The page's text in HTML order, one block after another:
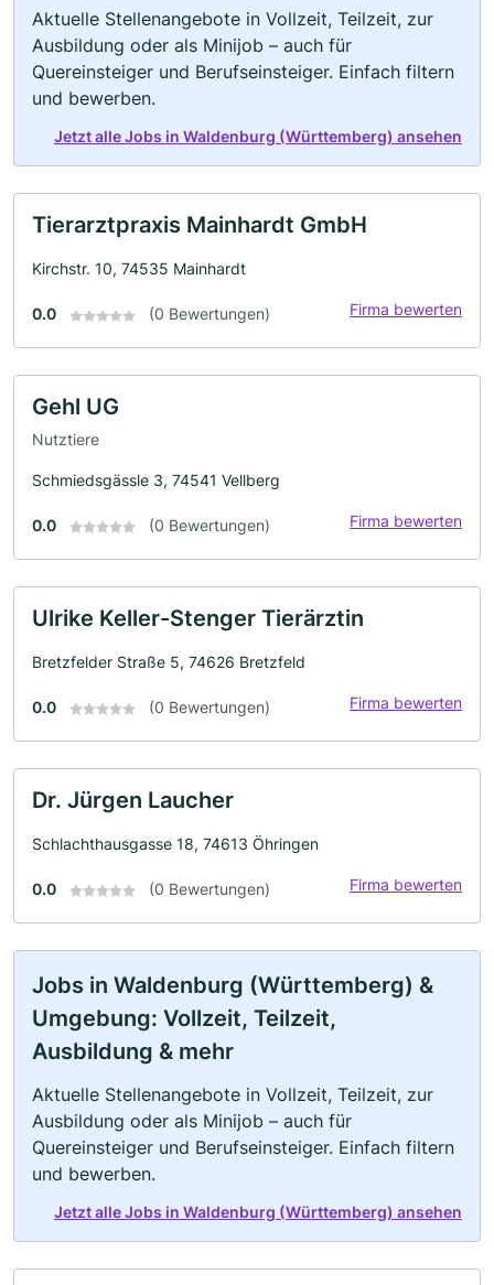
Aktuelle Stellenangebote in Vollzeit, Teilzeit, zur
Ausbildung oder als Minijob – auch für
Quereinsteiger und Berufseinsteiger. Einfach filtern
und bewerben.
Jetzt alle Jobs in Waldenburg (Württemberg) ansehen
Tierarztpraxis Mainhardt GmbH
Kirchstr. 10, 74535 Mainhardt
0.0 (0 Bewertungen) Firma bewerten
Gehl UG
Nutztiere
Schmiedsgässle 3, 74541 Vellberg
0.0 (0 Bewertungen) Firma bewerten
Ulrike Keller-Stenger Tierärztin
Bretzfelder Straße 5, 74626 Bretzfeld
0.0 (0 Bewertungen) Firma bewerten
Dr. Jürgen Laucher
Schlachthausgasse 18, 74613 Öhringen
0.0 (0 Bewertungen) Firma bewerten
Jobs in Waldenburg (Württemberg) &
Umgebung: Vollzeit, Teilzeit,
Ausbildung & mehr
Aktuelle Stellenangebote in Vollzeit, Teilzeit, zur
Ausbildung oder als Minijob – auch für
Quereinsteiger und Berufseinsteiger. Einfach filtern
und bewerben.
Jetzt alle Jobs in Waldenburg (Württemberg) ansehen